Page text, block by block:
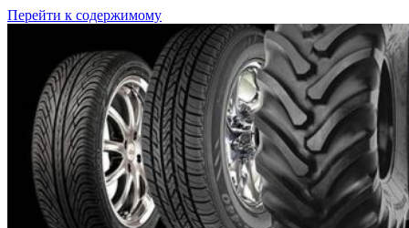
Перейти к содержимому